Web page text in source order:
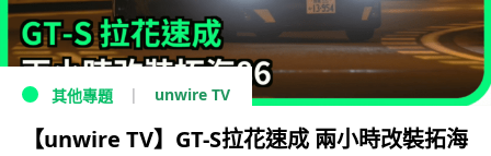
其他專題 unwire TV
【unwire TV】GT-S拉花速成 兩小時改裝拓海